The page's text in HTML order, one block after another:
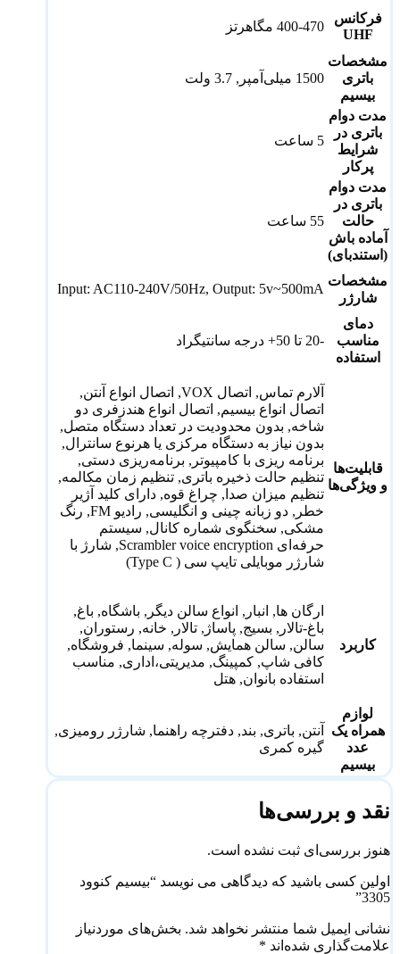
فرکانس
UHF
400-470 مگاهرتز
مشخصات
باتری
بیسیم
1500 میلی‌آمپر, 3.7 ولت
مدت دوام
باتری در
شرایط
پرکار
5 ساعت
مدت دوام
باتری در
حالت
آماده باش
(استندبای)
55 ساعت
مشخصات
شارژر
Input: AC110-240V/50Hz, Output: 5v~500mA
دمای
مناسب
استفاده
-20 تا 50+ درجه سانتیگراد
قابلیت‌ها
و ویژگی‌ها
آلارم تماس, اتصال VOX, اتصال انواع آنتن,
اتصال انواع بیسیم, اتصال انواع هندزفری دو
شاخه, بدون محدودیت در تعداد دستگاه متصل,
بدون نیاز به دستگاه مرکزی یا هرنوع سانترال,
برنامه ریزی با کامپیوتر, برنامه‌ریزی دستی,
تنظیم حالت ذخیره باتری, تنظیم زمان مکالمه,
تنظیم میزان صدا, چراغ قوه, دارای کلید آژیر
خطر, دو زبانه چینی و انگلیسی, رادیو FM, رنگ
مشکی, سخنگوی شماره کانال, سیستم
حرفه‌ای Scrambler voice encryption, شارژ با
شارژر موبایلی تایپ سی ( Type C)
کاربرد
ارگان ها, انبار, انواع سالن دیگر, باشگاه, باغ,
باغ-تالار, بسیج, پاساژ, تالار, خانه, رستوران,
سالن, سالن همایش, سوله, سینما, فروشگاه,
کافی شاپ, کمپینگ, مدیریتی،اداری, مناسب
استفاده بانوان, هتل
لوازم
همراه یک
عدد
بیسیم
آنتن, باتری, بند, دفترچه راهنما, شارژر رومیزی,
گیره کمری
نقد و بررسی‌ها
هنوز بررسی‌ای ثبت نشده است.
اولین کسی باشید که دیدگاهی می نویسد “بیسیم کنوود
3305”
نشانی ایمیل شما منتشر نخواهد شد. بخش‌های موردنیاز
علامت‌گذاری شده‌اند *